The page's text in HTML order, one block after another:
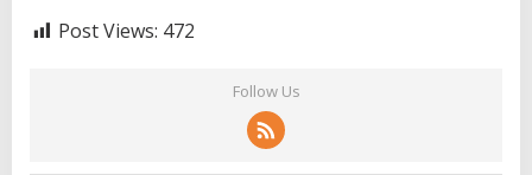
Post Views: 472
Follow Us